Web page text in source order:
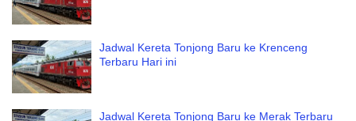
Jadwal Kereta Tonjong Baru ke Krenceng
Terbaru Hari ini
Jadwal Kereta Tonjong Baru ke Merak Terbaru